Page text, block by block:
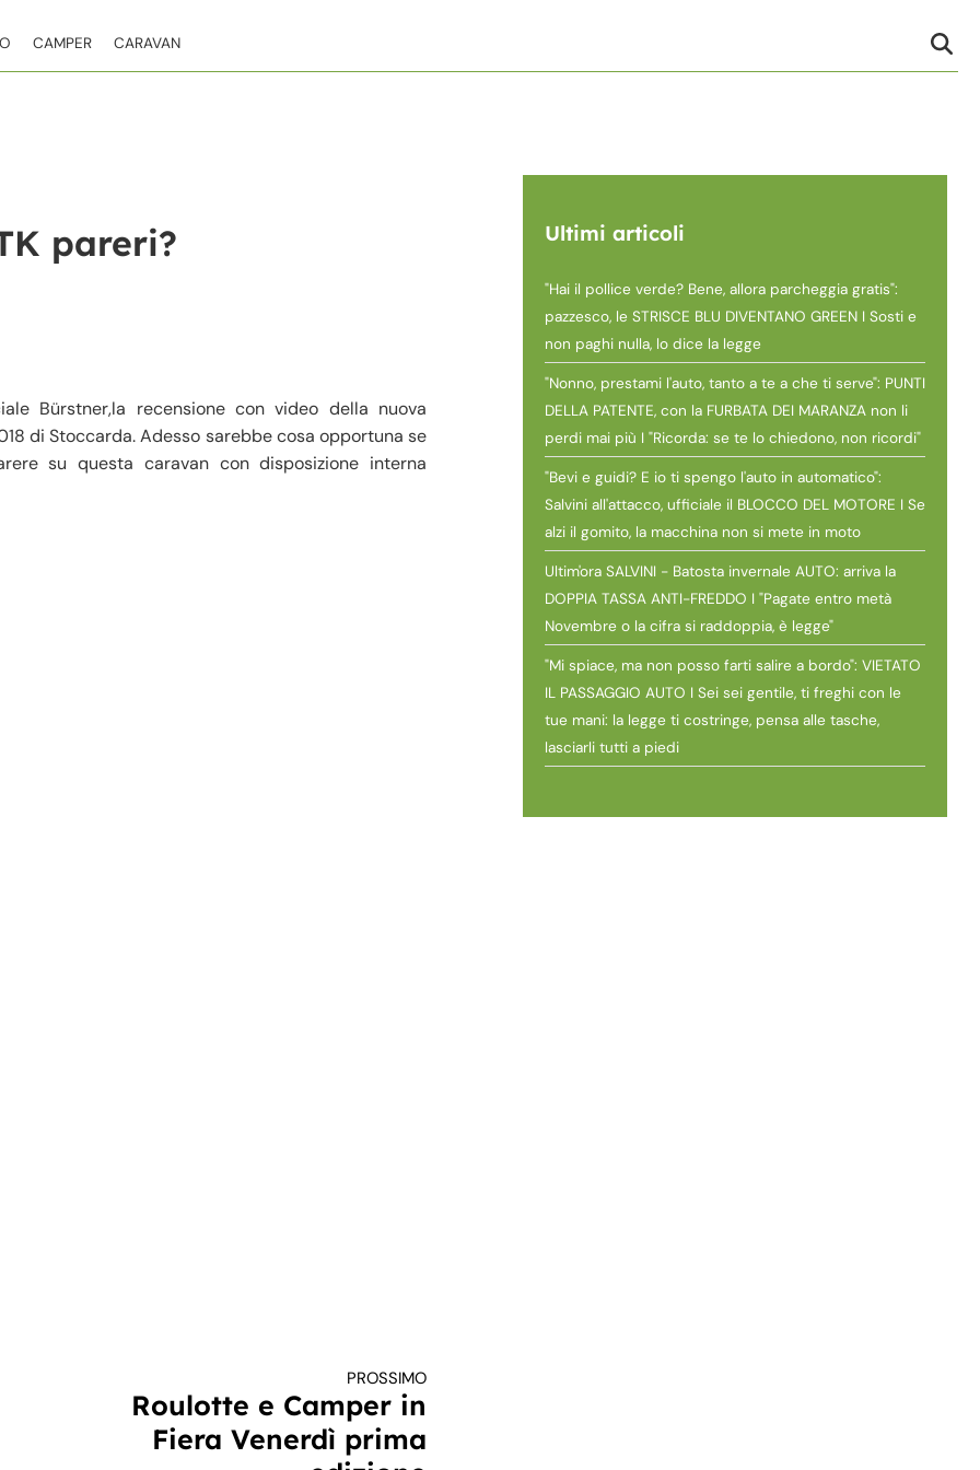
CAMPER CARAVAN
pareri?
Bürstner,la recensione con video della nuova
di Stoccarda. Adesso sarebbe cosa opportuna se
su questa caravan con disposizione interna
PROSSIMO
Roulotte e Camper in
Fiera Venerdì prima
Ultimi articoli
"Hai il pollice verde? Bene, allora parcheggia gratis":
pazzesco, le STRISCE BLU DIVENTANO GREEN I Sosti e
non paghi nulla, lo dice la legge
"Nonno, prestami l'auto, tanto a te a che ti serve": PUNTI
DELLA PATENTE, con la FURBATA DEI MARANZA non li
perdi mai più I "Ricorda: se te lo chiedono, non ricordi"
"Bevi e guidi? E io ti spengo l'auto in automatico":
Salvini all'attacco, ufficiale il BLOCCO DEL MOTORE I Se
alzi il gomito, la macchina non si mete in moto
Ultim'ora SALVINI - Batosta invernale AUTO: arriva la
DOPPIA TASSA ANTI-FREDDO I "Pagate entro metà
Novembre o la cifra si raddoppia, è legge"
"Mi spiace, ma non posso farti salire a bordo": VIETATO
IL PASSAGGIO AUTO I Sei sei gentile, ti freghi con le
tue mani: la legge ti costringe, pensa alle tasche,
lasciarli tutti a piedi